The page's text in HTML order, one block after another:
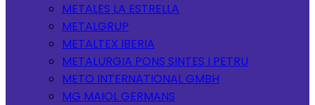
METALES LA ESTRELLA
METALGRUP
METALTEX IBERIA
METALURGIA PONS SINTES I PETRU
METO INTERNATIONAL GMBH
MG MAIOL GERMANS